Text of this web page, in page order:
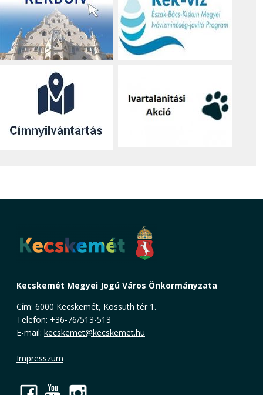
Kecskemét Megyei Jogú Város Önkormányzata
Cím: 6000 Kecskemét, Kossuth tér 1.
Telefon: +36-76/513-513
E-mail: kecskemet@kecskemet.hu
Impresszum